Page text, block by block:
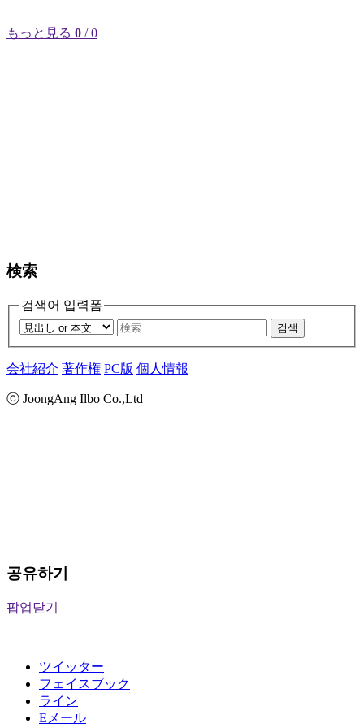
もっと見る 0 / 0
検索
검색어 입력폼
검색
会社紹介 著作権 PC版 個人情報
ⓒ JoongAng Ilbo Co.,Ltd
공유하기
팝업닫기
ツイッター
フェイスブック
ライン
Eメール